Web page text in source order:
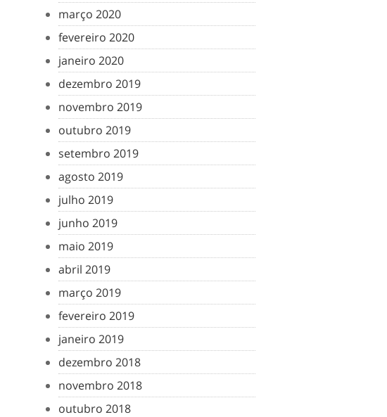
março 2020
fevereiro 2020
janeiro 2020
dezembro 2019
novembro 2019
outubro 2019
setembro 2019
agosto 2019
julho 2019
junho 2019
maio 2019
abril 2019
março 2019
fevereiro 2019
janeiro 2019
dezembro 2018
novembro 2018
outubro 2018